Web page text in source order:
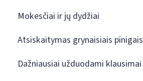
Mokesčiai ir jų dydžiai
Atsiskaitymas grynaisiais pinigais
Dažniausiai užduodami klausimai